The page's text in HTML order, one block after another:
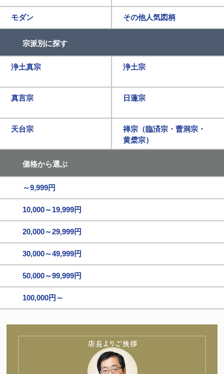
モダン その他人気図柄
宗派別に探す
浄土真宗 浄土宗
真言宗 日蓮宗
天台宗
禅宗（臨済宗・曹洞宗・
黄檗宗）
価格から選ぶ
～9,999円
10,000～19,999円
20,000～29,999円
30,000～49,999円
50,000～99,999円
100,000円～